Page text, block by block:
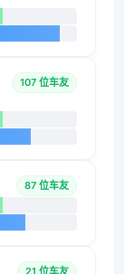
107 位车友
87 位车友
21 位车友